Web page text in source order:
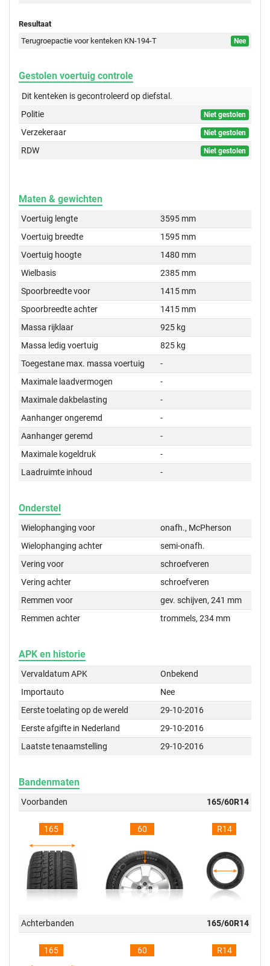
Resultaat
Terugroepactie voor kenteken KN-194-T
Nee
Gestolen voertuig controle
Dit kenteken is gecontroleerd opdiefstal.
Politie
Niet gestolen
Verzekeraar Niet gestolen
RDW Niet gestolen
Maten & gewichten
Voertuig lengte
3595 mm
Voertuig breedte
1595 mm
Voertuig hoogte
1480 mm
Wielbasis
2385 mm
Spoorbreedte voor
1415 mm
Spoorbreedte achter
1415 mm
Massa rijklaar
925 kg
Massa ledig voertuig
825 kg
Toegestane max. massa voertuig
-
Maximale laadvermogen
-
Maximale dakbelasting
-
Aanhanger ongeremd
-
Aanhanger geremd
-
Maximale kogeldruk
-
Laadruimte inhoud
-
Onderstel
Wielophanging voor
onafh., McPherson
Wielophanging achter
semi-onafh.
Vering voor
schroefveren
Vering achter
schroefveren
Remmen voor
gev. schijven, 241 mm
Remmen achter
trommels, 234 mm
APK en historie
Vervaldatum APK
Onbekend
Importauto
Nee
Eerste toelating op de wereld
29-10-2016
Eerste afgifte in Nederland
29-10-2016
Laatste tenaamstelling
29-10-2016
Bandenmaten
Voorbanden 165/60R14
165 60 R14
Achterbanden 165/60R14
165 60 R14